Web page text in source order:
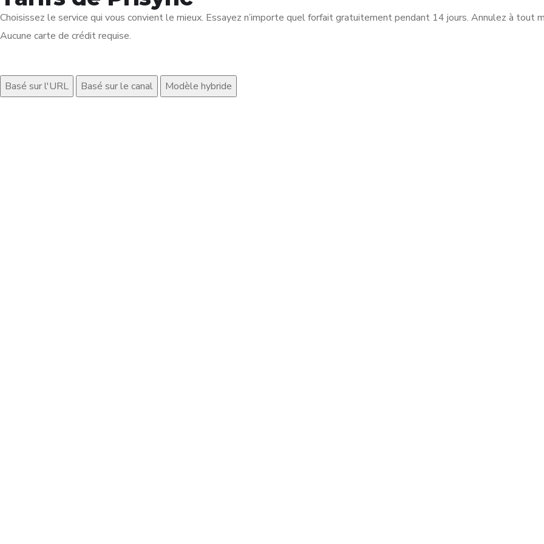
Choisissez le service qui vous convient le mieux. Essayez n’importe quel forfait gratuitement pendant 14 jours. Annulez à tout
Aucune carte de crédit requise.
Basé sur l'URL Basé sur le canal Modèle hybride